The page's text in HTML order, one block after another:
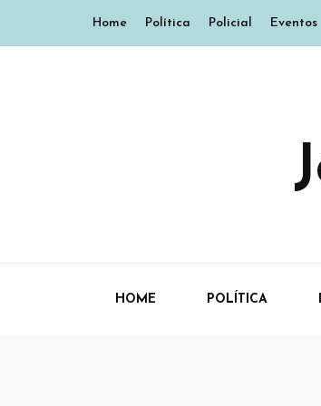
Home Política Policial Eventos
HOME POLÍTICA